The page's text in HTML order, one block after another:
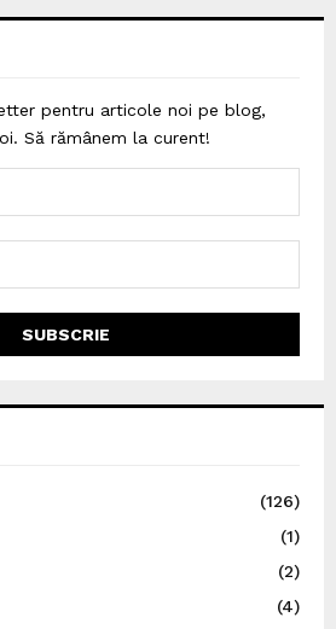
pentru articole noi pe blog,
Să rămânem la curent!
(126)
(1)
(2)
(4)